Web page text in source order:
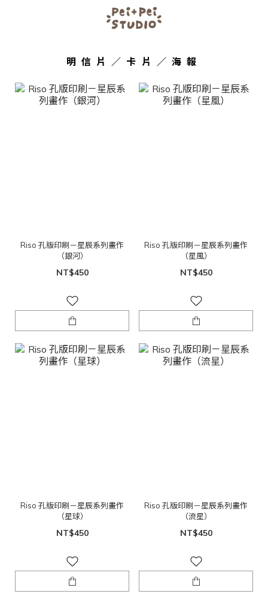
明信片／卡片／海報
Riso 孔版印刷－星辰系列畫作
（銀河）
NT$450
Riso 孔版印刷－星辰系列畫作
（星風）
NT$450
Riso 孔版印刷－星辰系列畫作
（星球）
NT$450
Riso 孔版印刷－星辰系列畫作
（流星）
NT$450